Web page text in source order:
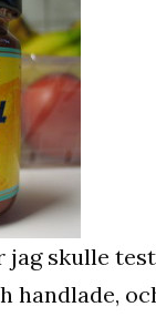
jag skulle
handlade,